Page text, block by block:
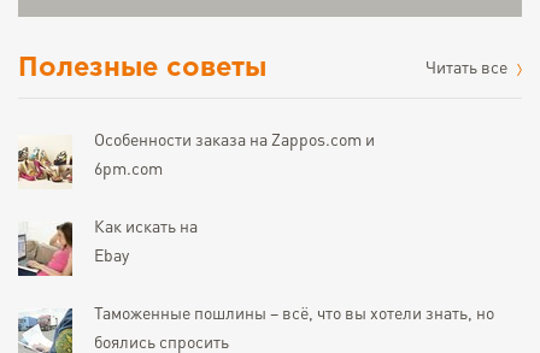
Полезные советы Читать все
Особенности заказа на Zappos.com и
6pm.com
Как искать на
Ebay
Таможенные пошлины – всё, что вы хотели знать, но
боялись спросить